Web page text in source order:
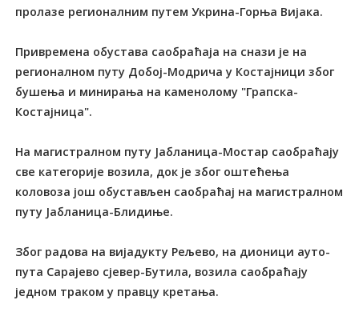
пролазе регионалним путем Укрина-Горња Вијака.
Привремена обустава саобраћаја на снази је на
регионалном путу Добој-Модрича у Костајници због
бушења и минирања на каменолому "Грапска-
Костајница".
На магистралном путу Јабланица-Мостар саобраћају
све категорије возила, док је због оштећења
коловоза још обустављен саобраћај на магистралном
путу Јабланица-Блидиње.
Због радова на вијадукту Рељево, на дионици ауто-
пута Сарајево сјевер-Бутила, возила саобраћају
једном траком у правцу кретања.